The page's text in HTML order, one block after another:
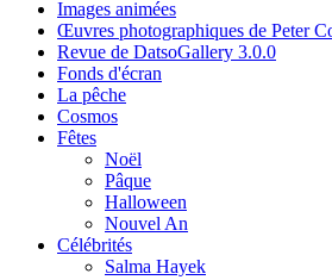
Images animées
Œuvres photographiques de Peter
Revue de DatsoGallery 3.0.0
Fonds d'écran
La pêche
Cosmos
Fêtes
Noël
Pâque
Halloween
Nouvel An
Célébrités
Salma Hayek